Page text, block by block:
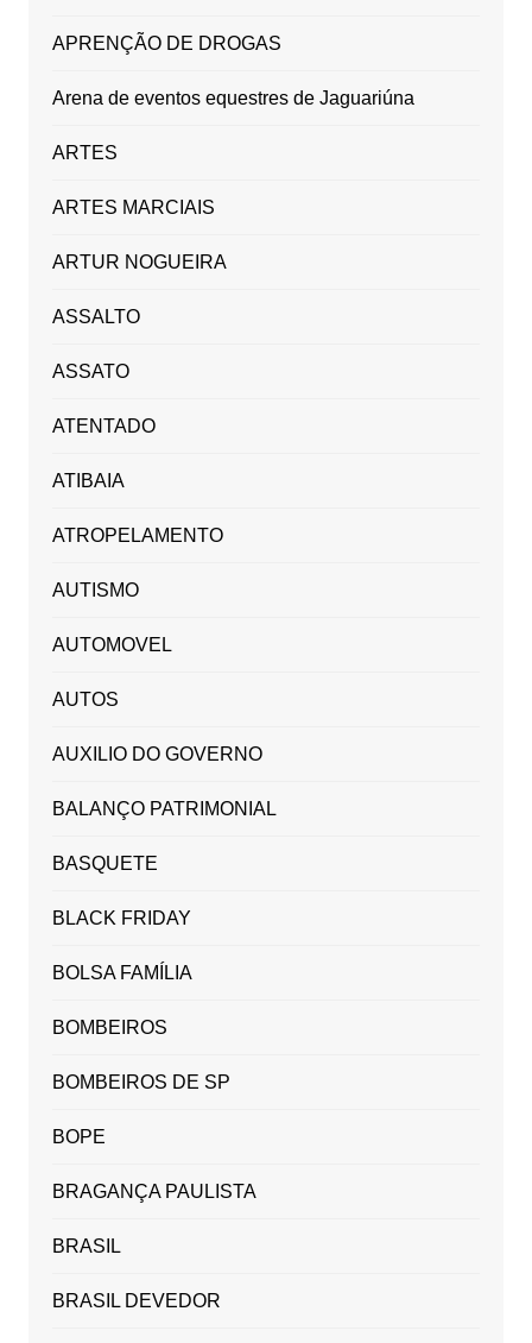
APRENÇÃO DE DROGAS
Arena de eventos equestres de Jaguariúna
ARTES
ARTES MARCIAIS
ARTUR NOGUEIRA
ASSALTO
ASSATO
ATENTADO
ATIBAIA
ATROPELAMENTO
AUTISMO
AUTOMOVEL
AUTOS
AUXILIO DO GOVERNO
BALANÇO PATRIMONIAL
BASQUETE
BLACK FRIDAY
BOLSA FAMÍLIA
BOMBEIROS
BOMBEIROS DE SP
BOPE
BRAGANÇA PAULISTA
BRASIL
BRASIL DEVEDOR